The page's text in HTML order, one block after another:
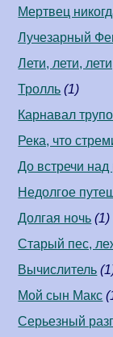
Мертвец
Лучезарный
Лети, лети,
Тролль (1)
Карнавал
Река, что
До встречи над
Недолгое
Долгая ночь (1)
Старый пес,
Вычислитель
Мой сын Макс
Серьезный